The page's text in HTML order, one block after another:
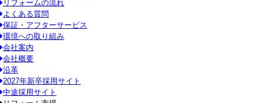
リフォームの流れ
よくある質問
保証・アフターサービス
環境への取り組み
会社案内
会社概要
沿革
2027年新卒採用サイト
中途採用サイト